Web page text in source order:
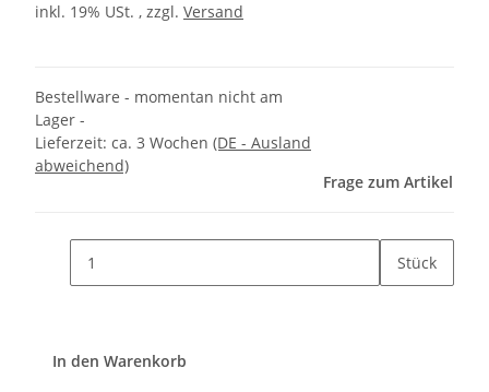
inkl. 19% USt. , zzgl. Versand
Bestellware - momentan nicht am
Lager -
Lieferzeit: ca. 3 Wochen (DE - Ausland
abweichend)
Frage zum Artikel
Stück
In den Warenkorb